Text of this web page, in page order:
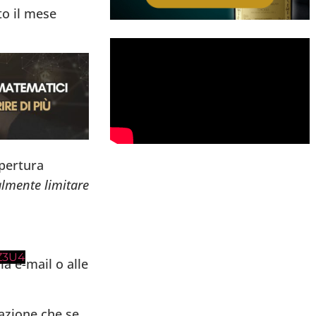
il mese
limitare
e-mail o alle